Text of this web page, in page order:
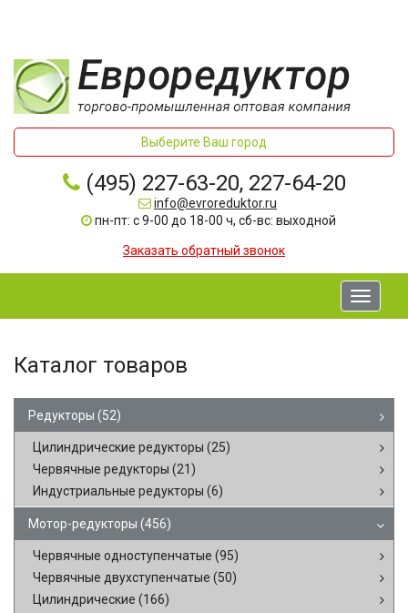
Выберите Ваш город
(495) 227-63-20, 227-64-20
info@evroreduktor.ru
пн-пт: с 9-00 до 18-00 ч, сб-вс: выходной
Заказать обратный звонок
Toggle
Каталог товаров
Редукторы (52)
Цилиндрические редукторы (25)
Червячные редукторы (21)
Индустриальные редукторы (6)
Мотор-редукторы (456)
Червячные одноступенчатые (95)
Червячные двухступенчатые (50)
Цилиндрические (166)